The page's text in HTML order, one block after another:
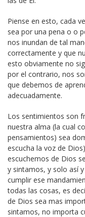
Piense en esto, cada
sea por una pena o o
nos inundan de tal
correctamente y que
esto obviamente no
por el contrario, nos
que debemos de
adecuadamente.
Los sentimientos son
nuestra alma (la cual
pensamientos) sea
escucha la voz de
escuchemos de Dios
y sintamos, y solo así
cumplir ese
todas las cosas, es
de Dios sea mas
sintamos, no importa